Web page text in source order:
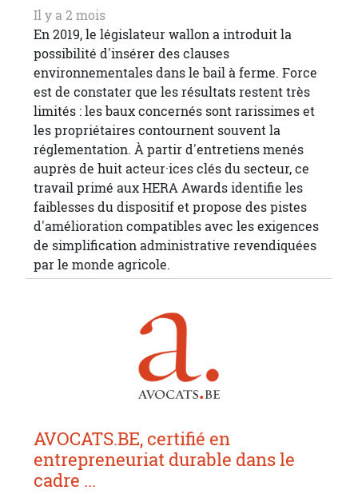
Il y a 2 mois
En 2019, le législateur wallon a introduit la
possibilité d'insérer des clauses
environnementales dans le bail à ferme. Force
est de constater que les résultats restent très
limités : les baux concernés sont rarissimes et
les propriétaires contournent souvent la
réglementation. À partir d'entretiens menés
auprès de huit acteur·ices clés du secteur, ce
travail primé aux HERA Awards identifie les
faiblesses du dispositif et propose des pistes
d'amélioration compatibles avec les exigences
de simplification administrative revendiquées
par le monde agricole.
AVOCATS.BE, certifié en
entrepreneuriat durable dans le
cadre ...